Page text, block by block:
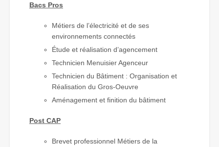
Bacs Pros
Métiers de l’électricité et de ses
environnements connectés
Étude et réalisation d’agencement
Technicien Menuisier Agenceur
Technicien du Bâtiment : Organisation et
Réalisation du Gros-Oeuvre
Aménagement et finition du bâtiment
Post CAP
Brevet professionnel Métiers de la